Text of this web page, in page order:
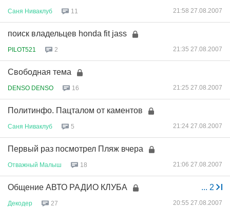
Саня Ниваклуб 11 21:58 27.08.2007
поиск владельцев honda fit jass
PILOT521 2 21:35 27.08.2007
Свободная тема
DENSO DENSO 16 21:25 27.08.2007
Политинфо. Пацталом от каментов
Саня Ниваклуб 5 21:24 27.08.2007
Первый раз посмотрел Пляж вчера
Отважный Малыш 18 21:06 27.08.2007
... 2
Общение АВТО РАДИО КЛУБА
Декодер 27 20:55 27.08.2007